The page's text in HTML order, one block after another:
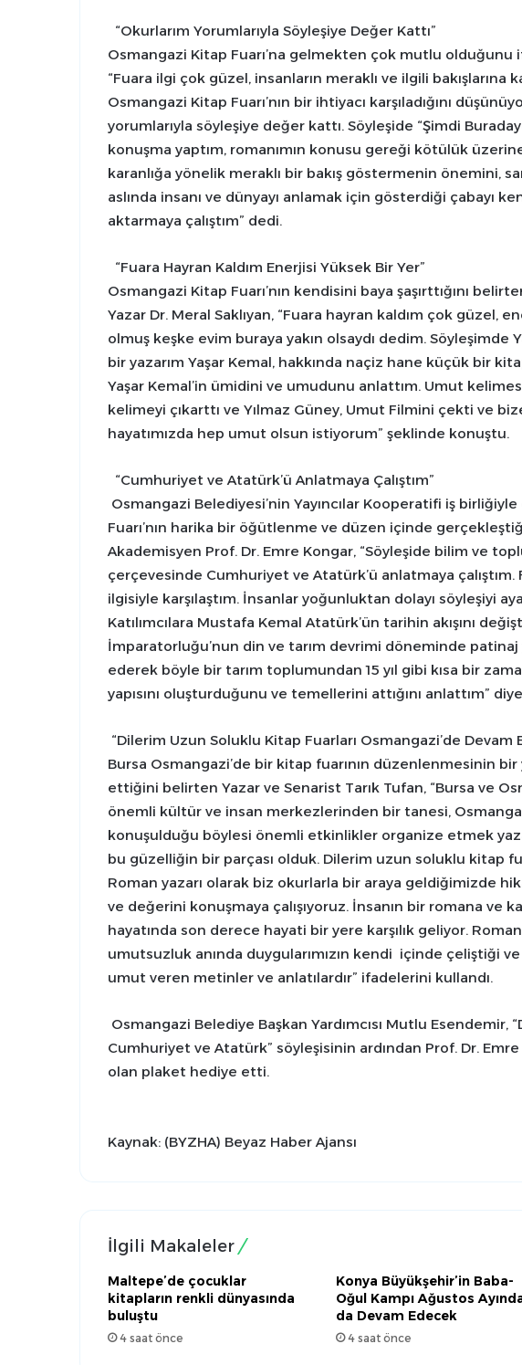
“Okurlarım Yorumlarıyla Söyleşiye Değer Kattı”
Osmangazi Kitap Fuarı’na gelmekten çok mutlu olduğunu
“Fuara ilgi çok güzel, insanların meraklı ve ilgili
Osmangazi Kitap Fuarı’nın bir ihtiyacı karşıladığını
yorumlarıyla söyleşiye değer kattı. Söyleşide “Şimdi
konuşma yaptım, romanımın konusu gereği kötülük
karanlığa yönelik meraklı bir bakış göstermenin önemini,
aslında insanı ve dünyayı anlamak için gösterdiği çabayı
aktarmaya çalıştım” dedi.
“Fuara Hayran Kaldım Enerjisi Yüksek Bir Yer”
Osmangazi Kitap Fuarı’nın kendisini baya şaşırttığını
Yazar Dr. Meral Saklıyan, “Fuara hayran kaldım çok güzel,
olmuş keşke evim buraya yakın olsaydı dedim. Söyleşimde
bir yazarım Yaşar Kemal, hakkında naçiz hane küçük bir
Yaşar Kemal’in ümidini ve umudunu anlattım. Umut
kelimeyi çıkarttı ve Yılmaz Güney, Umut Filmini çekti ve
hayatımızda hep umut olsun istiyorum” şeklinde konuştu.
“Cumhuriyet ve Atatürk’ü Anlatmaya Çalıştım”
Osmangazi Belediyesi’nin Yayıncılar Kooperatifi iş
Fuarı’nın harika bir öğütlenme ve düzen içinde
Akademisyen Prof. Dr. Emre Kongar, “Söyleşide bilim ve
çerçevesinde Cumhuriyet ve Atatürk’ü anlatmaya çalıştım.
ilgisiyle karşılaştım. İnsanlar yoğunluktan dolayı söyleşiyi
Katılımcılara Mustafa Kemal Atatürk’ün tarihin akışını
İmparatorluğu’nun din ve tarım devrimi döneminde
ederek böyle bir tarım toplumundan 15 yıl gibi kısa bir
yapısını oluşturduğunu ve temellerini attığını anlattım”
“Dilerim Uzun Soluklu Kitap Fuarları Osmangazi’de Devam
Bursa Osmangazi’de bir kitap fuarının düzenlenmesinin
ettiğini belirten Yazar ve Senarist Tarık Tufan, “Bursa ve
önemli kültür ve insan merkezlerinden bir tanesi,
konuşulduğu böylesi önemli etkinlikler organize etmek
bu güzelliğin bir parçası olduk. Dilerim uzun soluklu kitap
Roman yazarı olarak biz okurlarla bir araya geldiğimizde
ve değerini konuşmaya çalışıyoruz. İnsanın bir romana ve
hayatında son derece hayati bir yere karşılık geliyor.
umutsuzluk anında duygularımızın kendi içinde çeliştiği ve
umut veren metinler ve anlatılardır” ifadelerini kullandı.
Osmangazi Belediye Başkan Yardımcısı Mutlu Esendemir,
Cumhuriyet ve Atatürk” söyleşisinin ardından Prof. Dr.
olan plaket hediye etti.
Kaynak: (BYZHA) Beyaz Haber Ajansı
İlgili Makaleler
Maltepe’de çocuklar
kitapların renkli dünyasında
buluştu
4 saat önce
Konya Büyükşehir’in Baba-
Oğul Kampı Ağustos
da Devam Edecek
4 saat önce